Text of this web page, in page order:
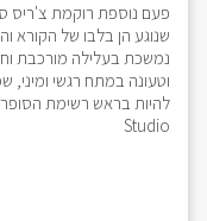
פעם נוספת רוקמת צ'ריס
שנוגע הן בלבו של
נמשכת בעלילה מורכבת
וטעונה במתח רגשי
Studio